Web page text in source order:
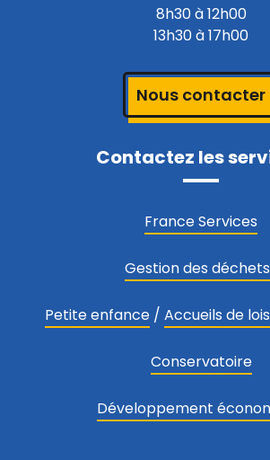
8h30 à 12h00
13h30 à 17h00
Nous contacter
Contactez les
France Services
Gestion des déchets
Petite enfance / Accueils de
Conservatoire
Développement